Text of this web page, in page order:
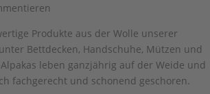
Produkte aus der Wolle unserer
Bettdecken, Handschuhe, Mützen und
leben ganzjährig auf der Weide und
fachgerecht und schonend geschoren.